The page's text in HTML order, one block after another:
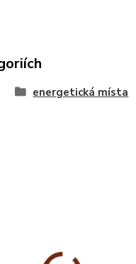
energetická místa